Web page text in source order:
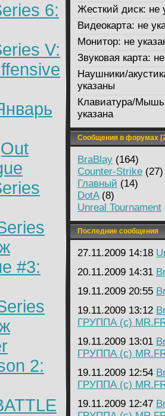
6:
V:
#3:
2:
Жесткий диск: не
Видеокарта: не
Монитор: не
Звуковая карта:
Наушники/
указаны
Клавиатура/
указана
Сообщения в форумах
BraBlay (164)
Counter-Strike (27)
Главный (14)
DotA(8)
Unreal Tournament
Последние сообщения
27.11.2009 14:18
20.11.2009 14:31
19.11.2009 20:55
19.11.2009 13:12
ГРУППА (с)
19.11.2009 13:01
ГРУППА (с)
19.11.2009 12:54
ГРУППА (с)
19.11.2009 12:47